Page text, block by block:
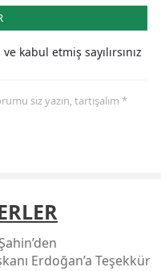
kabul etmiş sayılırsınız
siz yazın, tartışalım *
Erdoğan’a Teşekkür